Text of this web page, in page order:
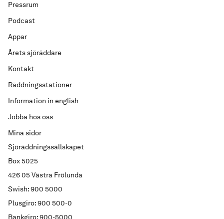
Sjöräddningssällskapet
Box 5025
426 05 Västra Frölunda
Swish: 900 5000
Plusgiro: 900 500-0
Bankgiro: 900-5000
Pressrum
Podcast
Appar
Årets sjöräddare
Kontakt
Räddningsstationer
Information in english
Jobba hos oss
Mina sidor